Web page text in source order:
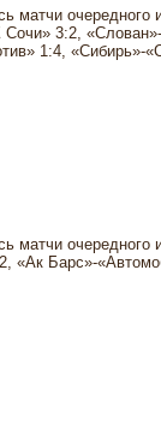
матчи очередного
3:2,
1:4, «Сибирь»-
матчи очередного
«Ак Барс»-